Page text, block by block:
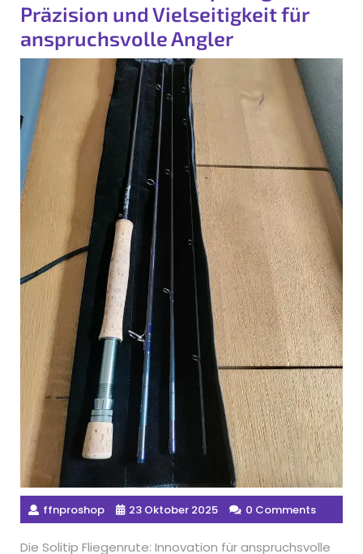
Präzision und Vielseitigkeit für
anspruchsvolle Angler
ffnproshop 23 Oktober 2025 0 Comments
Die Solitip Fliegenrute: Innovation für anspruchsvolle